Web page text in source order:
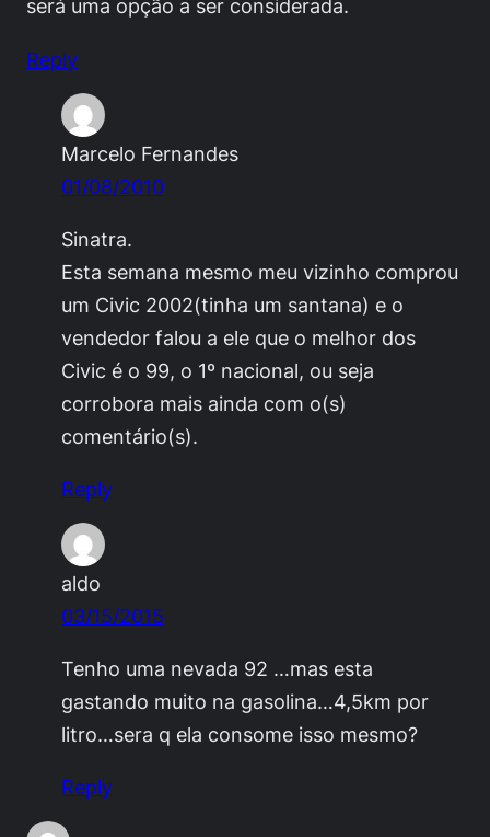
será uma opção a ser considerada.
Reply
Marcelo Fernandes
01/08/2010
Sinatra.
Esta semana mesmo meu vizinho comprou
um Civic 2002(tinha um santana) e o
vendedor falou a ele que o melhor dos
Civic é o 99, o 1º nacional, ou seja
corrobora mais ainda com o(s)
comentário(s).
Reply
aldo
03/15/2015
Tenho uma nevada 92 …mas esta
gastando muito na gasolina…4,5km por
litro…sera q ela consome isso mesmo?
Reply